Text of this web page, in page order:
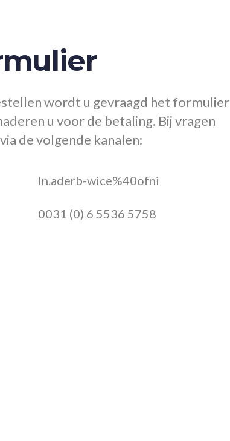
wordt u gevraagd het formulier
u voor de betaling. Bij vragen
de volgende kanalen:
ln.aderb-wice%40ofni
0031 (0) 6 5536 5758